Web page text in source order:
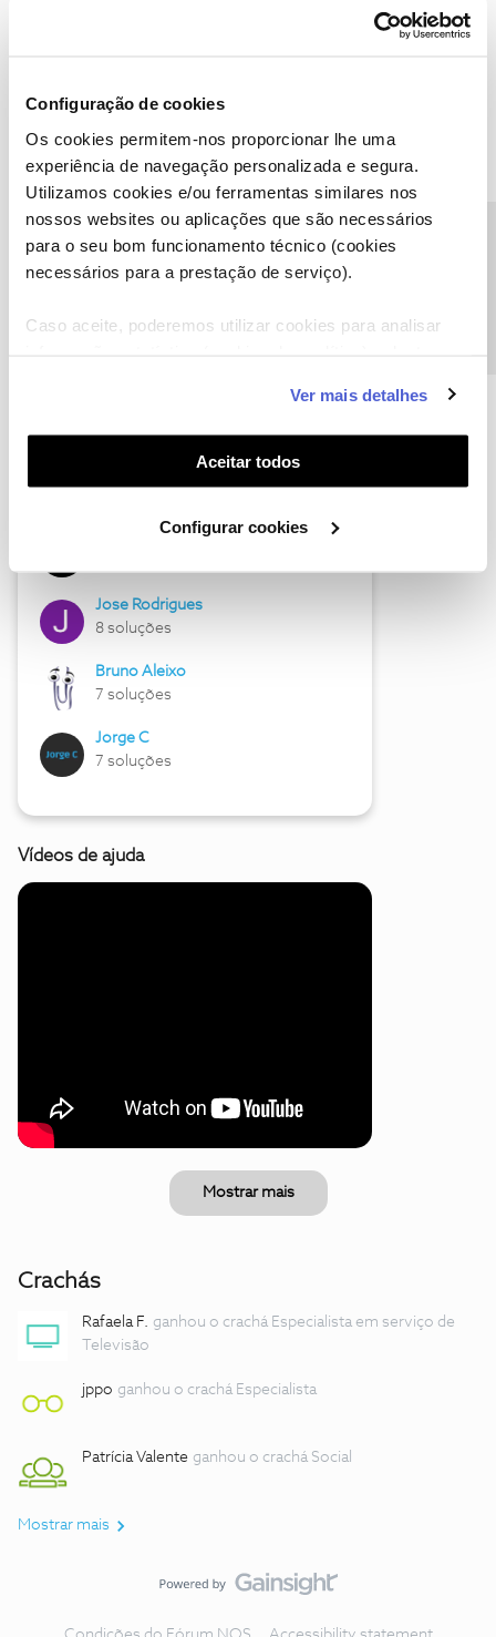
Configuração de cookies
Os cookies permitem-nos proporcionar lhe uma
experiência de navegação personalizada e segura.
Utilizamos cookies e/ou ferramentas similares nos
nossos websites ou aplicações que são necessários
para o seu bom funcionamento técnico (cookies
necessários para a prestação de serviço).
Caso aceite, poderemos utilizar cookies para analisar
funcionalidades (cookies de personalização e
funcionalidade) e adaptar anúncios aos seus interesses
(cookies de publicidade personalizada). Pode gerir a
utilização dos cookies clicando em "Configurar
Ver mais detalhes
Aceitar todos
Configurar cookies
Descubra as novidades de junho
Hall of Fame de junho
Jose Rodrigues
8 soluções
Bruno Aleixo
7 soluções
Jorge C
7 soluções
Vídeos de ajuda
Mostrar mais
Crachás
Rafaela F. ganhou o crachá Especialista em serviço de
Televisão
jppo ganhou o crachá Especialista
Patrícia Valente ganhou o crachá Social
Mostrar mais